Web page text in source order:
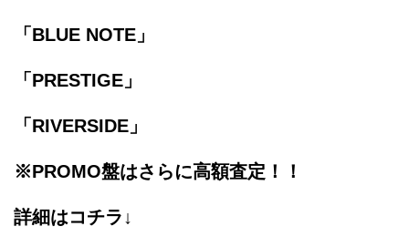
「BLUE NOTE」
「PRESTIGE」
「RIVERSIDE」
※PROMO盤はさらに高額査定！！
詳細はコチラ↓